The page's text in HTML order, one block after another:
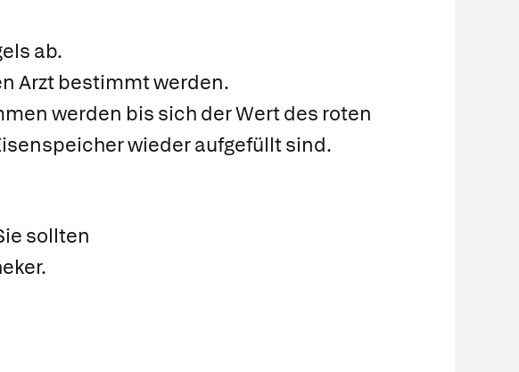
ab.
Arzt bestimmt werden.
werden bis sich der Wert des roten
wieder aufgefüllt sind.
sollten